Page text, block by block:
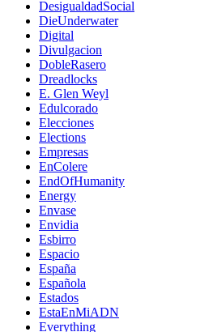
DesigualdadSocial
DieUnderwater
Digital
Divulgacion
DobleRasero
Dreadlocks
E. Glen Weyl
Edulcorado
Elecciones
Elections
Empresas
EnColere
EndOfHumanity
Energy
Envase
Envidia
Esbirro
Espacio
España
Española
Estados
EstaEnMiADN
Everything